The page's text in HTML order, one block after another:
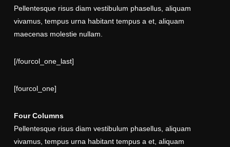
Pellentesque risus diam vestibulum phasellus, aliquam
vivamus, tempus urna habitant tempus a et, aliquam
maecenas molestie nullam.
[/fourcol_one_last]
[fourcol_one]
Four Columns
Pellentesque risus diam vestibulum phasellus, aliquam
vivamus, tempus urna habitant tempus a et, aliquam